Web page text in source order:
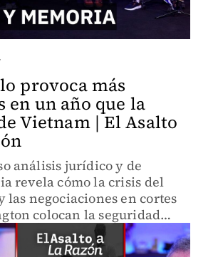
provoca más
en un año que la
Vietnam | El Asalto
análisis jurídico y de
revela cómo la crisis del
las negociaciones en cortes
colocan la seguridad
un punto de máxima